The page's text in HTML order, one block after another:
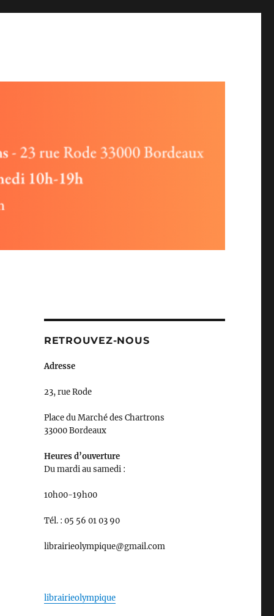
RETROUVEZ-NOUS
Adresse
23, rue Rode
Place du Marché des Chartrons
33000 Bordeaux
Heures d’ouverture
Du mardi au samedi :
10h00-19h00
Tél. : 05 56 01 03 90
librairieolympique@gmail.com
librairieolympique